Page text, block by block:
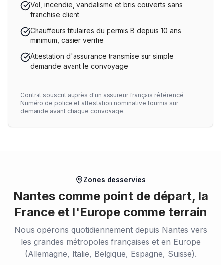
Vol, incendie, vandalisme et bris couverts sans
franchise client
Chauffeurs titulaires du permis B depuis 10 ans
minimum, casier vérifié
Attestation d'assurance transmise sur simple
demande avant le convoyage
Contrat souscrit auprès d'un assureur français référencé.
Numéro de police et attestation nominative fournis sur
demande avant chaque convoyage.
Zones desservies
Nantes comme point de départ, la
France et l'Europe comme terrain
Nous opérons quotidiennement depuis Nantes vers
les grandes métropoles françaises et en Europe
(Allemagne, Italie, Belgique, Espagne, Suisse).